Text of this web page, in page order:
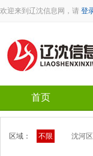
欢迎来到辽沈信息网，请 登
首页
区域： 不限 沈河区